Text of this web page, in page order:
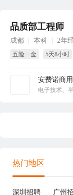
品质部工程师
成都 本科 2年
五险一金 5天8小时
安费诺商
立即沟通
热门地区
深圳招聘 广州